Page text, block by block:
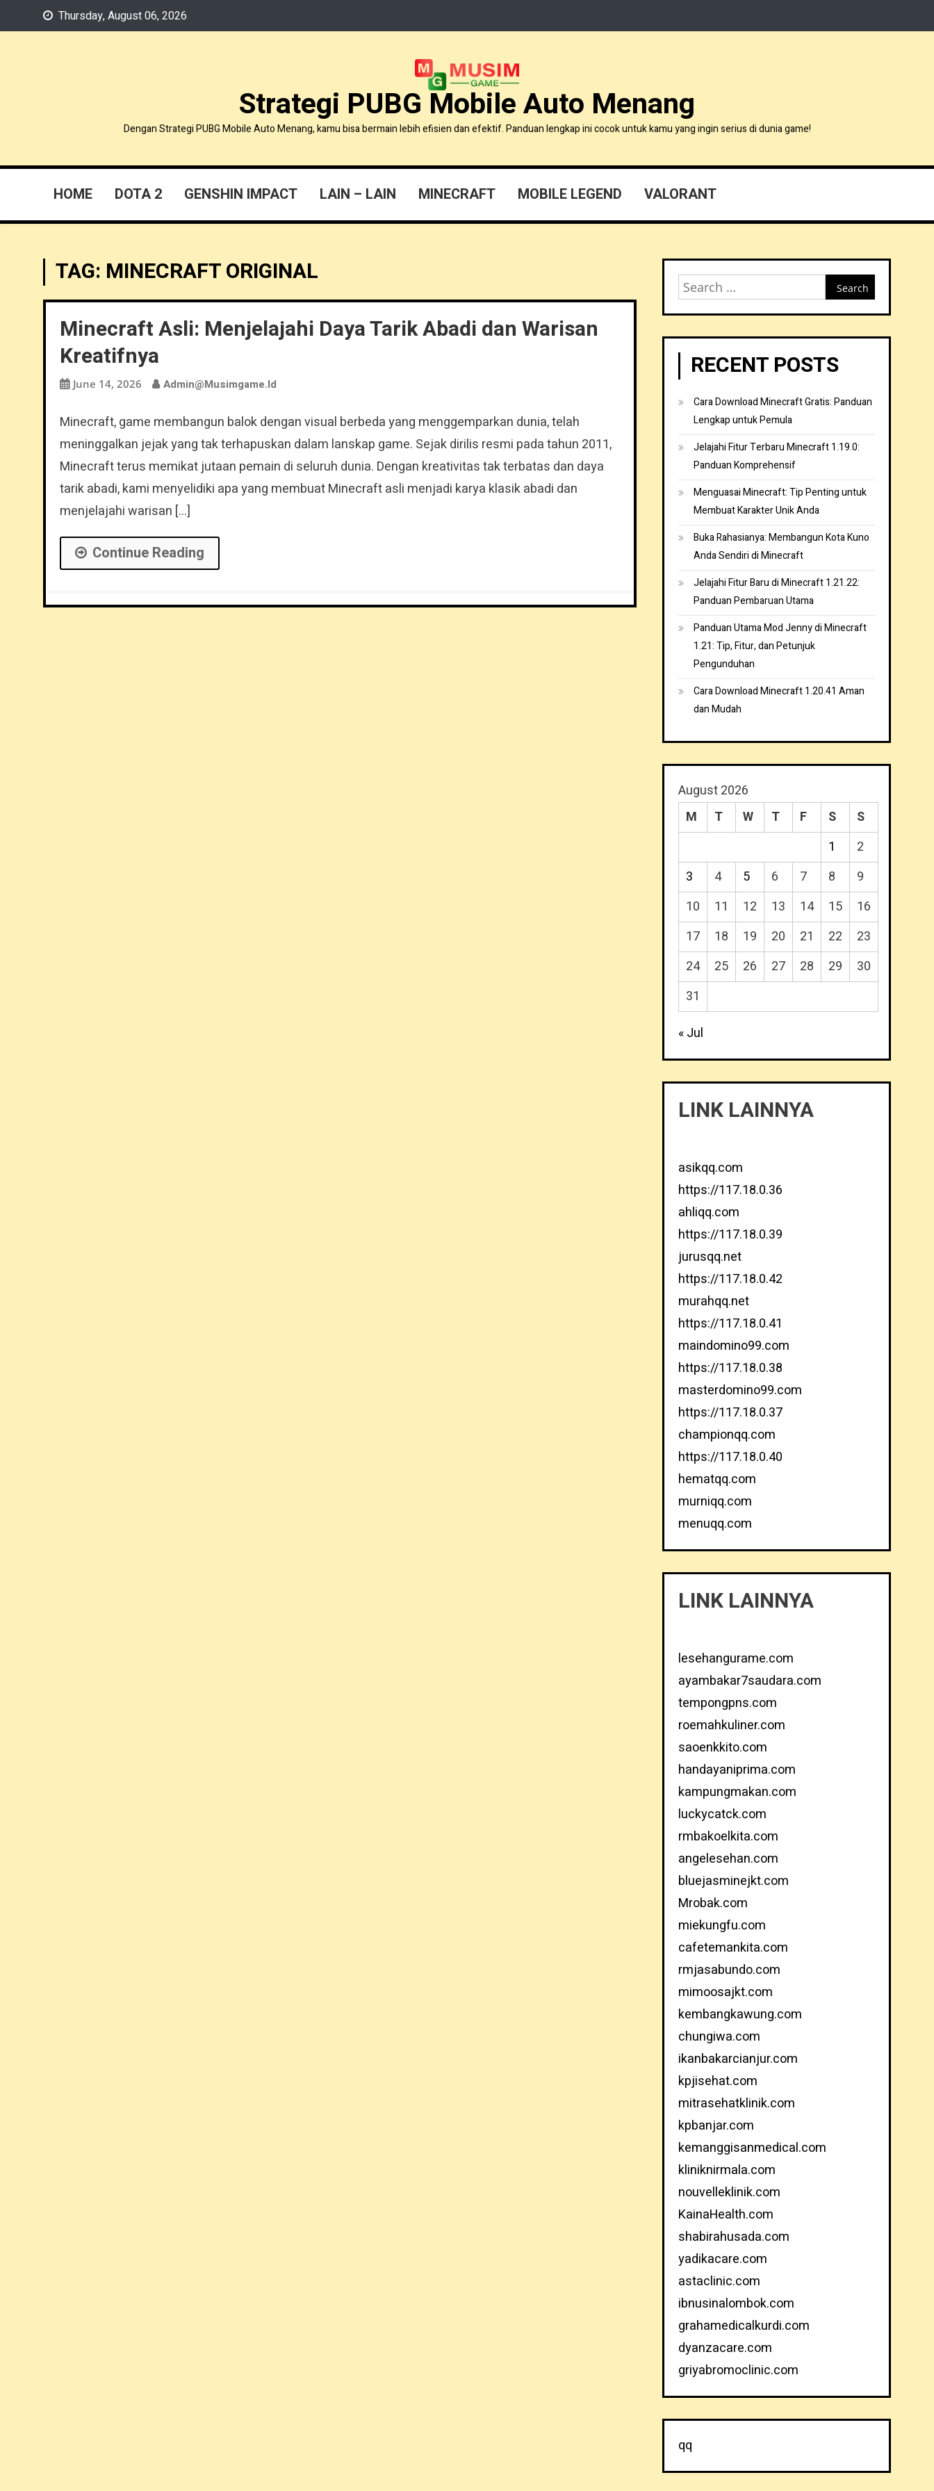
Thursday, August 06, 2026
Strategi PUBG Mobile Auto Menang
Dengan Strategi PUBG Mobile Auto Menang, kamu bisa bermain lebih efisien dan efektif. Panduan lengkap ini cocok untuk kamu yang ingin serius di dunia game!
HOME DOTA 2 GENSHIN IMPACT LAIN – LAIN MINECRAFT MOBILE LEGEND VALORANT
TAG: MINECRAFT ORIGINAL
Minecraft Asli: Menjelajahi Daya Tarik Abadi dan Warisan
Kreatifnya
June 14, 2026 Admin@musimgame.id
Minecraft, game membangun balok dengan visual berbeda yang menggemparkan dunia, telah
meninggalkan jejak yang tak terhapuskan dalam lanskap game. Sejak dirilis resmi pada tahun 2011,
Minecraft terus memikat jutaan pemain di seluruh dunia. Dengan kreativitas tak terbatas dan daya
tarik abadi, kami menyelidiki apa yang membuat Minecraft asli menjadi karya klasik abadi dan
menjelajahi warisan […]
Continue Reading
Search
RECENT POSTS
Cara Download Minecraft Gratis: Panduan
Lengkap untuk Pemula
Jelajahi Fitur Terbaru Minecraft 1.19.0:
Panduan Komprehensif
Menguasai Minecraft: Tip Penting untuk
Membuat Karakter Unik Anda
Buka Rahasianya: Membangun Kota Kuno
Anda Sendiri di Minecraft
Jelajahi Fitur Baru di Minecraft 1.21.22:
Panduan Pembaruan Utama
Panduan Utama Mod Jenny di Minecraft
1.21: Tip, Fitur, dan Petunjuk
Pengunduhan
Cara Download Minecraft 1.20.41 Aman
dan Mudah
August 2026
M
T W T F S
S
1
2
3
4 5 6 7 8
9
10
11 12 13 14 15
16
17
18 19 20 21 22
23
24
25 26 27 28 29
30
31
« Jul
LINK LAINNYA
asikqq.com
https://117.18.0.36
ahliqq.com
https://117.18.0.39
jurusqq.net
https://117.18.0.42
murahqq.net
https://117.18.0.41
maindomino99.com
https://117.18.0.38
masterdomino99.com
https://117.18.0.37
championqq.com
https://117.18.0.40
hematqq.com
murniqq.com
menuqq.com
LINK LAINNYA
lesehangurame.com
ayambakar7saudara.com
tempongpns.com
roemahkuliner.com
saoenkkito.com
handayaniprima.com
kampungmakan.com
luckycatck.com
rmbakoelkita.com
angelesehan.com
bluejasminejkt.com
Mrobak.com
miekungfu.com
cafetemankita.com
rmjasabundo.com
mimoosajkt.com
kembangkawung.com
chungiwa.com
ikanbakarcianjur.com
kpjisehat.com
mitrasehatklinik.com
kpbanjar.com
kemanggisanmedical.com
kliniknirmala.com
nouvelleklinik.com
KainaHealth.com
shabirahusada.com
yadikacare.com
astaclinic.com
ibnusinalombok.com
grahamedicalkurdi.com
dyanzacare.com
griyabromoclinic.com
qq